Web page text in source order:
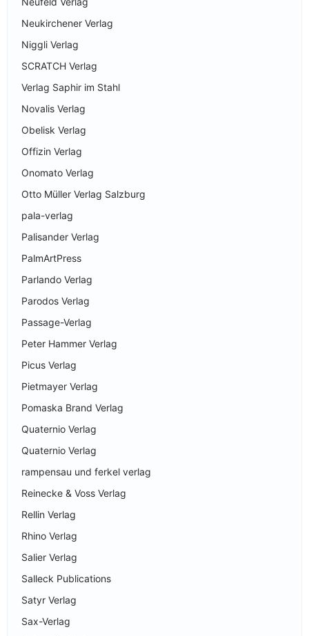
Neukirchener Verlag
Niggli Verlag
SCRATCH Verlag
Verlag Saphir im Stahl
Novalis Verlag
Obelisk Verlag
Offizin Verlag
Onomato Verlag
Otto Müller Verlag Salzburg
pala-verlag
Palisander Verlag
PalmArtPress
Parlando Verlag
Parodos Verlag
Passage-Verlag
Peter Hammer Verlag
Picus Verlag
Pietmayer Verlag
Pomaska Brand Verlag
Quaternio Verlag
Quaternio Verlag
rampensau und ferkel verlag
Reinecke & Voss Verlag
Rellin Verlag
Rhino Verlag
Salier Verlag
Salleck Publications
Satyr Verlag
Sax-Verlag